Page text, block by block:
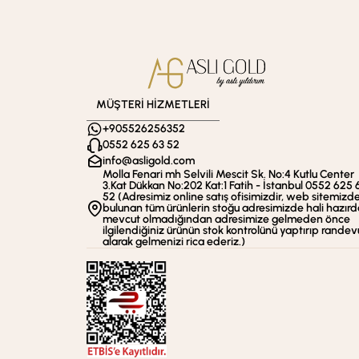
MÜŞTERİ HİZMETLERİ
+905526256352
0552 625 63 52
info@asligold.com
Molla Fenari mh Selvili Mescit Sk. No:4 Kutlu Center
3.Kat Dükkan No:202 Kat:1 Fatih - İstanbul 0552 625
52 (Adresimiz online satış ofisimizdir, web
bulunan tüm ürünlerin stoğu adresimizde hali
mevcut olmadığından adresimize gelmeden önce
ilgilendiğiniz ürünün stok kontrolünü yaptırıp
alarak gelmenizi rica ederiz.)